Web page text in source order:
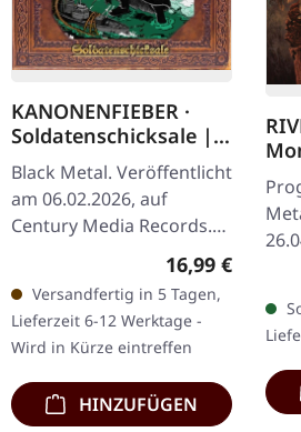
KANONENFIEBER ·
Soldatenschicksale |
MEDIABOOK CD
Black Metal. Veröffentlicht
am 06.02.2026, auf
Century Media Records.
Kanonenfieber liefert mit
„Soldatenschicksale" ein…
Regulärer Preis:
16,99 €
Versandfertig in 5 Tagen,
Lieferzeit 6-12 Werktage -
Wird in Kürze eintreffen
HINZUFÜGEN